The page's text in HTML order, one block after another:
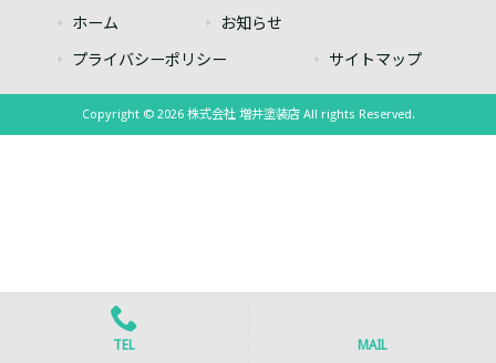
ホーム お知らせ
プライバシーポリシー サイトマップ
Copyright © 2026 株式会社 増井塗装店 All rights Reserved.
TEL MAIL